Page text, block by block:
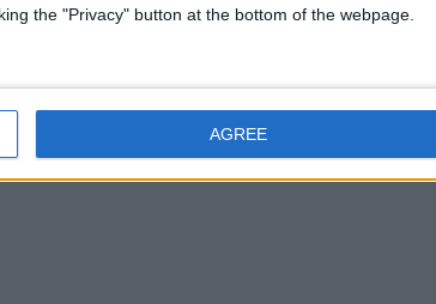
the "Privacy" button at the bottom of the webpage.
AGREE